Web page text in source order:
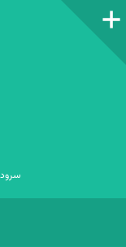
ستون‌کناری